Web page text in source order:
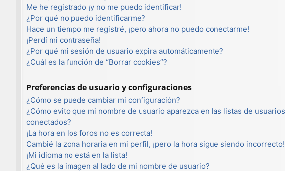
Me he registrado ¡y no me puedo identificar!
¿Por qué no puedo identificarme?
Hace un tiempo me registré, ¡pero ahora no puedo conectarme!
¡Perdí mi contraseña!
¿Por qué mi sesión de usuario expira automáticamente?
¿Cuál es la función de “Borrar cookies”?
Preferencias de usuario y configuraciones
¿Cómo se puede cambiar mi configuración?
¿Cómo evito que mi nombre de usuario aparezca en las listas de usuarios
conectados?
¡La hora en los foros no es correcta!
Cambié la zona horaria en mi perfil, ¡pero la hora sigue siendo incorrecto!
¡Mi idioma no está en la lista!
¿Qué es la imagen al lado de mi nombre de usuario?